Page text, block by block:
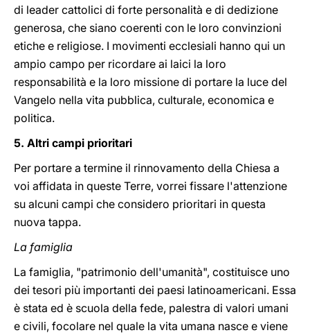
di leader cattolici di forte personalità e di dedizione
generosa, che siano coerenti con le loro convinzioni
etiche e religiose. I movimenti ecclesiali hanno qui un
ampio campo per ricordare ai laici la loro
responsabilità e la loro missione di portare la luce del
Vangelo nella vita pubblica, culturale, economica e
politica.
5. Altri campi prioritari
Per portare a termine il rinnovamento della Chiesa a
voi affidata in queste Terre, vorrei fissare l'attenzione
su alcuni campi che considero prioritari in questa
nuova tappa.
La famiglia
La famiglia, "patrimonio dell'umanità", costituisce uno
dei tesori più importanti dei paesi latinoamericani. Essa
è stata ed è scuola della fede, palestra di valori umani
e civili, focolare nel quale la vita umana nasce e viene